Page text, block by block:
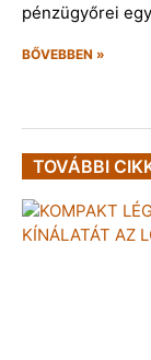
pénzügyőrei
BŐVEBBEN »
TOVÁBBI